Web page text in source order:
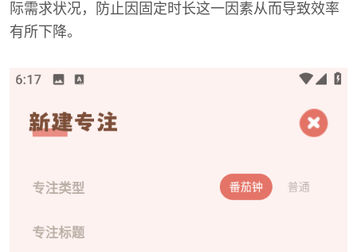
际需求状况，防止因固定时长这一因素从而导致效率
有所下降。